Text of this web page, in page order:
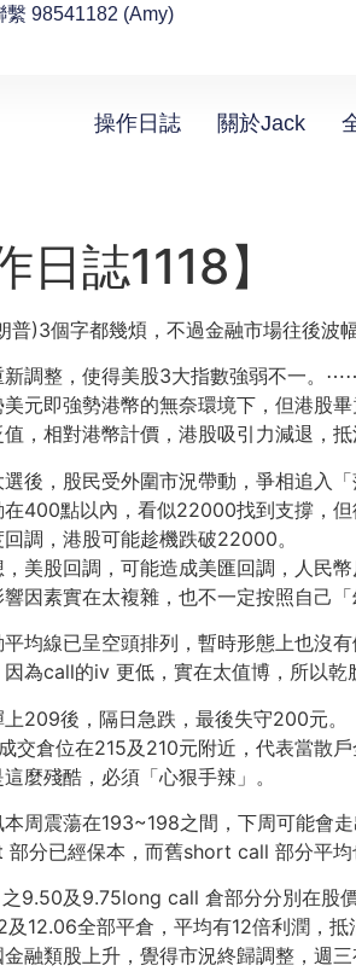
繫 98541182 (Amy)
操作日誌 關於Jack
日誌1118】
普)3個字都幾煩，不過金融市場往後波
調整，使得美股3大指數強弱不一。
元即強勢港幣的無奈環境下，但港股畢
，相對港幣計價，港股吸引力減退，抵
後，股民受外圍市況帶動，爭相追入
400點以內，看似22000找到支撐，
調，港股可能趁機跌破22000。
美股回調，可能造成美匯回調，人民幣
因素實在太複雜，也不一定按照自己
均線已呈空頭排列，暫時形態上也沒
為call的iv 更低，實在太值博，所以乾
209後，隔日急跌，最後失守200元。
交倉位在215及210元附近，代表當散
麼殘酷，必須「心狠手辣」。
周震蕩在193~198之間，下周可能會
分已經保本，而舊short call 部分平均
9.50及9.75long call 倉部分分別在股
及12.06全部平倉，平均有12倍利潤，
融類股上升，覺得市況終歸調整，週